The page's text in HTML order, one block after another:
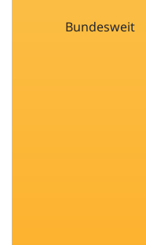
Bundesweit